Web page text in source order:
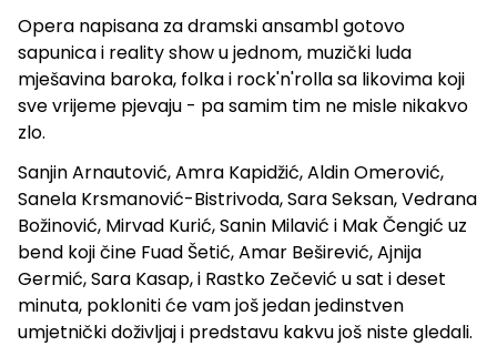
Opera napisana za dramski ansambl gotovo
sapunica i reality show u jednom, muzički luda
mješavina baroka, folka i rock'n'rolla sa likovima koji
sve vrijeme pjevaju - pa samim tim ne misle nikakvo
zlo.
Sanjin Arnautović, Amra Kapidžić, Aldin Omerović,
Sanela Krsmanović-Bistrivoda, Sara Seksan, Vedrana
Božinović, Mirvad Kurić, Sanin Milavić i Mak Čengić uz
bend koji čine Fuad Šetić, Amar Beširević, Ajnija
Germić, Sara Kasap, i Rastko Zečević u sat i deset
minuta, pokloniti će vam još jedan jedinstven
umjetnički doživljaj i predstavu kakvu još niste gledali.